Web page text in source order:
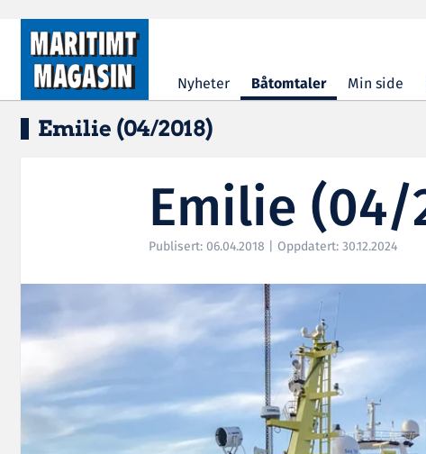
Hopp til hovedinnhold
Nyheter Båtomtaler Min side
Emilie (04/2018)
Emilie (04/
Publisert: 06.04.2018 | Oppdatert: 30.12.2024